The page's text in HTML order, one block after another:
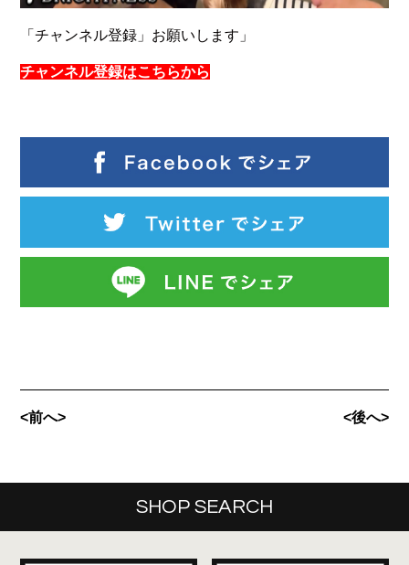
「チャンネル登録」お願いします」
チャンネル登録はこちらから
<前へ> <後へ>
SHOP SEARCH